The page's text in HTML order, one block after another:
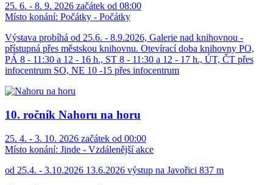
25. 6. - 8. 9. 2026 začátek od 08:00
Místo konání: Počátky - Počátky
Výstava probíhá od 25.6. - 8.9.2026, Galerie nad knihovnou -
přístupná přes městskou knihovnu. Otevírací doba knihovny PO,
PÁ 8 - 11:30 a 12 - 16 h., ST 8 - 11:30 a 12 - 17 h., ÚT, ČT přes
infocentrum SO, NE 10 -15 přes infocentrum
10. ročník Nahoru na horu
25. 4. - 3. 10. 2026 začátek od 00:00
Místo konání: Jinde - Vzdálenější akce
od 25.4. - 3.10.2026 13.6.2026 výstup na Javořici 837 m